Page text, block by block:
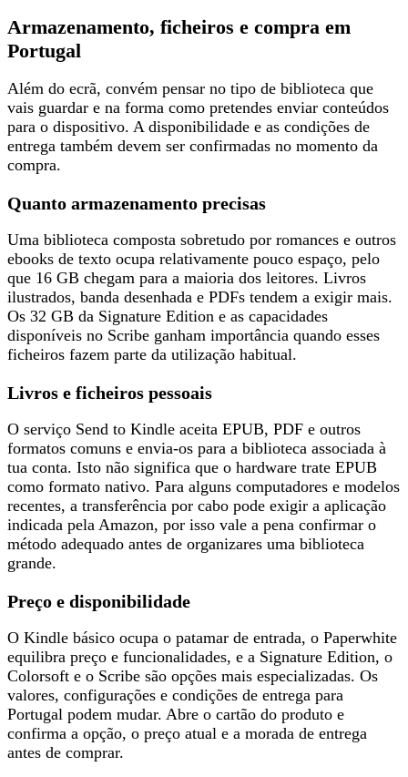
Armazenamento, ficheiros e compra em
Portugal
Além do ecrã, convém pensar no tipo de biblioteca que
vais guardar e na forma como pretendes enviar conteúdos
para o dispositivo. A disponibilidade e as condições de
entrega também devem ser confirmadas no momento da
compra.
Quanto armazenamento precisas
Uma biblioteca composta sobretudo por romances e outros
ebooks de texto ocupa relativamente pouco espaço, pelo
que 16 GB chegam para a maioria dos leitores. Livros
ilustrados, banda desenhada e PDFs tendem a exigir mais.
Os 32 GB da Signature Edition e as capacidades
disponíveis no Scribe ganham importância quando esses
ficheiros fazem parte da utilização habitual.
Livros e ficheiros pessoais
O serviço Send to Kindle aceita EPUB, PDF e outros
formatos comuns e envia-os para a biblioteca associada à
tua conta. Isto não significa que o hardware trate EPUB
como formato nativo. Para alguns computadores e modelos
recentes, a transferência por cabo pode exigir a aplicação
indicada pela Amazon, por isso vale a pena confirmar o
método adequado antes de organizares uma biblioteca
grande.
Preço e disponibilidade
O Kindle básico ocupa o patamar de entrada, o Paperwhite
equilibra preço e funcionalidades, e a Signature Edition, o
Colorsoft e o Scribe são opções mais especializadas. Os
valores, configurações e condições de entrega para
Portugal podem mudar. Abre o cartão do produto e
confirma a opção, o preço atual e a morada de entrega
antes de comprar.